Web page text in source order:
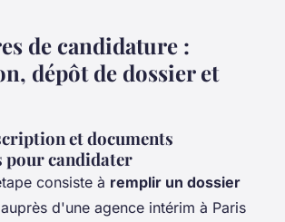
de candidature :
dépôt de dossier et
et documents
candidater
consiste à remplir un dossier
auprès d'une agence intérim à Paris